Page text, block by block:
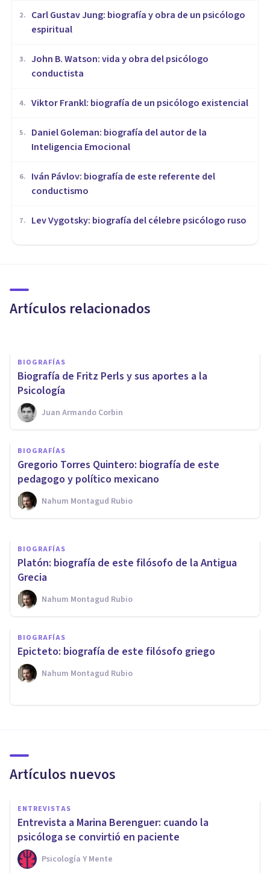
2.
​Carl Gustav Jung: biografía y obra de un psicólogo
espiritual
3. John B. Watson: vida y obra del psicólogo
conductista
4. Viktor Frankl: biografía de un psicólogo existencial
5.
Daniel Goleman: biografía del autor de la
Inteligencia Emocional
6.
Iván Pávlov: biografía de este referente del
conductismo
7. Lev Vygotsky: biografía del célebre psicólogo ruso
Artículos relacionados
Franz Boas: biografía de este
estadounidense
BIOGRAFÍAS
​Biografía de Fritz Perls y sus aportes a la
Psicología
Juan Armando Corbin
BIOGRAFÍAS
Gregorio Torres Quintero: biografía de este
pedagogo y político mexicano
Nahum Montagud Rubio
BIOGRAFÍAS
Aristóteles: biografía de uno
de los referentes de la filosofía
griega
Luis Martínez-Casasola Hernández
BIOGRAFÍAS
Platón: biografía de este filósofo de la Antigua
Grecia
Nahum Montagud Rubio
BIOGRAFÍAS
Epicteto: biografía de este filósofo griego
Nahum Montagud Rubio
Artículos nuevos
ENTREVISTAS
Entrevista a Marina Berenguer: cuando la
psicóloga se convirtió en paciente
Psicología Y Mente